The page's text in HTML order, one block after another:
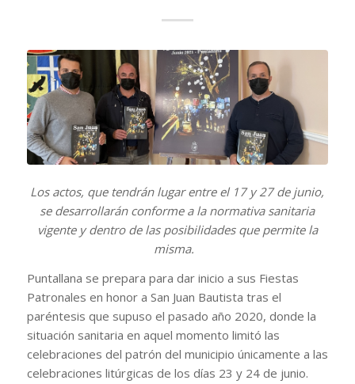
Los actos, que tendrán lugar entre el 17 y 27 de junio,
se desarrollarán conforme a la normativa sanitaria
vigente y dentro de las posibilidades que permite la
misma.
Puntallana se prepara para dar inicio a sus Fiestas
Patronales en honor a San Juan Bautista tras el
paréntesis que supuso el pasado año 2020, donde la
situación sanitaria en aquel momento limitó las
celebraciones del patrón del municipio únicamente a las
celebraciones litúrgicas de los días 23 y 24 de junio.